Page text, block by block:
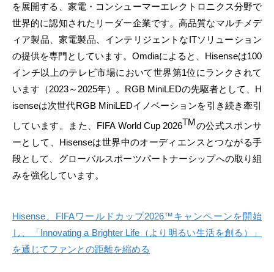
を展開する、家電・コンシューマーエレクトロニクス分野で
世界的に認知されたリーダー企業です。高品質なマルチメデ
ィア製品、家電製品、インテリジェントなITソリューション
の提供を専門としています。Omdiaによると、Hisenseは100
インチ以上のテレビ市場において世界第1位にランクされて
います（2023～2025年）。RGB MiniLEDの先駆者として、H
isenseは次世代RGB MiniLEDイノベーションを引き続き牽引
しています。また、FIFA World Cup 2026TMの公式スポンサ
ーとして、Hisenseは世界中のオーディエンスとつながる手
段として、グローバルスポーツパートナーシップへの取り組
みを強化しています。
Hisense、FIFAワールドカップ2026™キャンペーンを開始
し、「Innovating a Brighter Life（より明るい生活を創る）」
を通じてファンとの距離を縮める